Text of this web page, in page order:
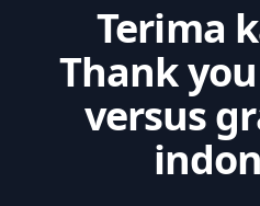
Terima
Thank
versus